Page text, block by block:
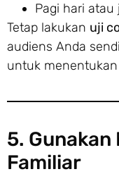
Pagi hari
Tetap lakukan uji
audiens Anda
untuk
5. Gunakan
Familiar